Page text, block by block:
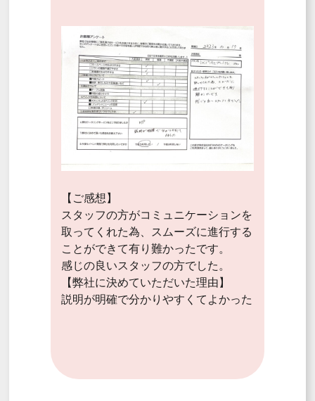
【ご感想】
スタッフの方がコミュニケーションを
取ってくれた為、スムーズに進行する
ことができて有り難かったです。
感じの良いスタッフの方でした。
【弊社に決めていただいた理由】
説明が明確で分かりやすくてよかった